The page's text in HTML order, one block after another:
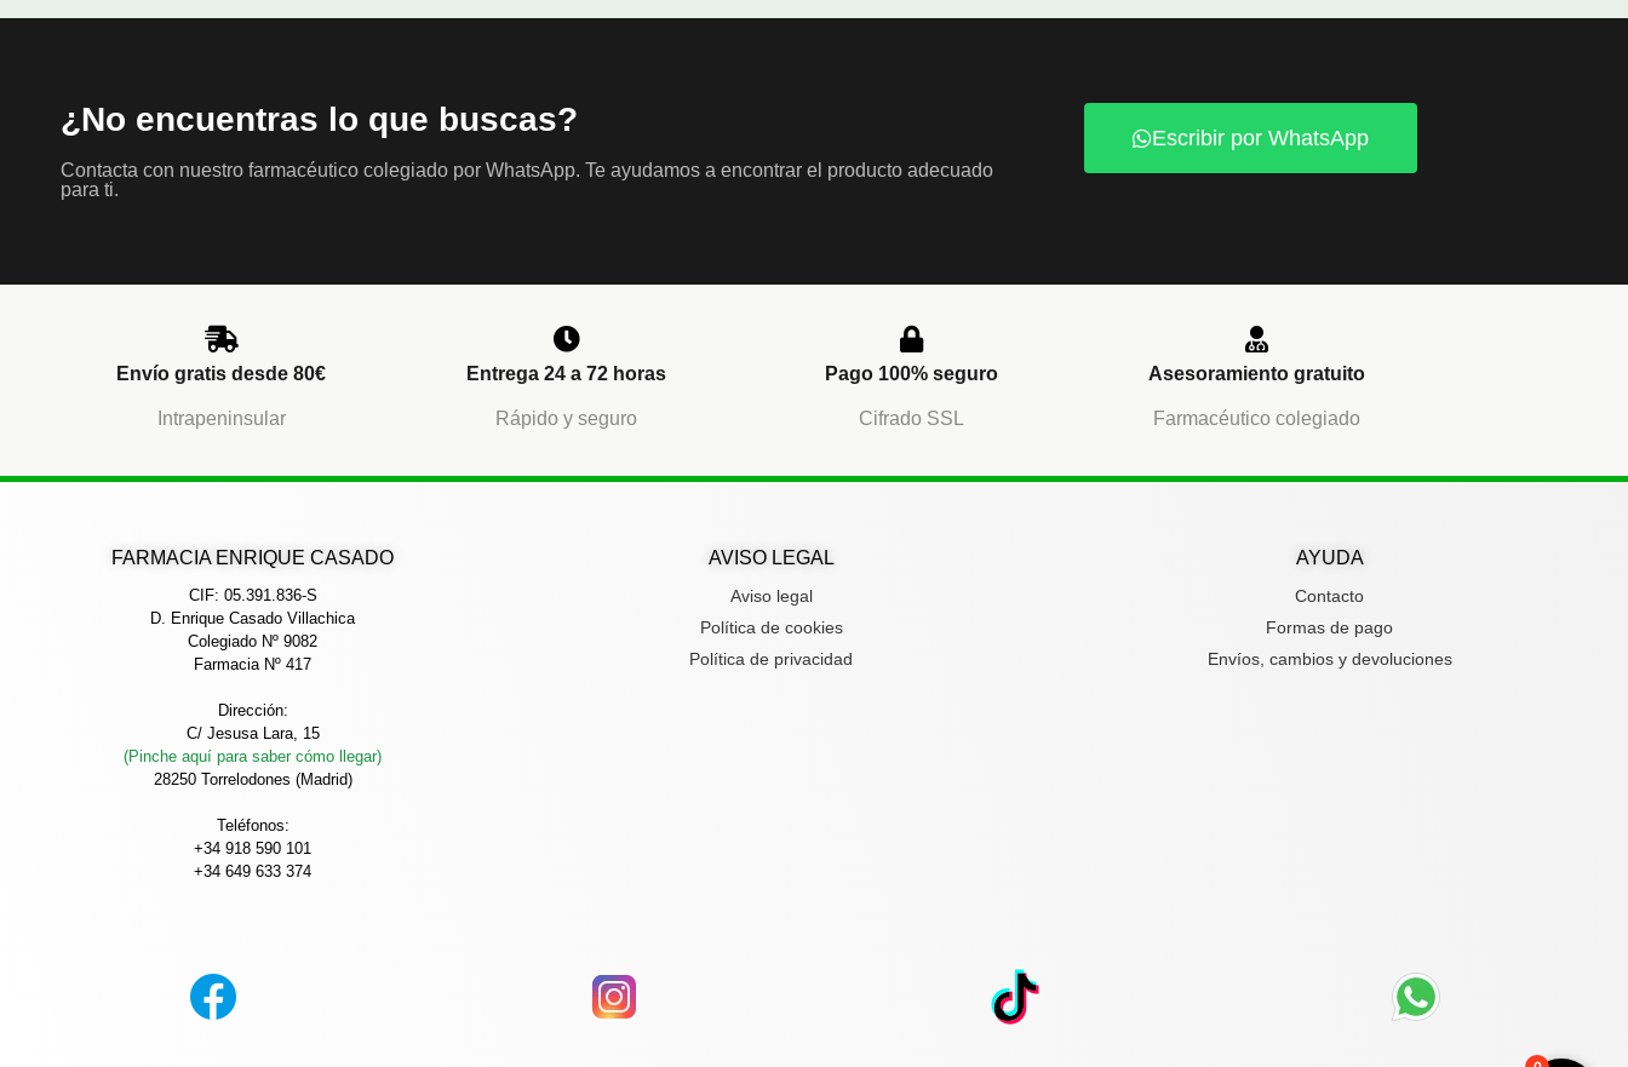
¿No encuentras lo que buscas?
Contacta con nuestro farmacéutico colegiado por WhatsApp. Te ayudamos a encontrar el producto adecuado
para ti.
Escribir por WhatsApp
Envío gratis desde 80€
Intrapeninsular
Entrega 24 a 72 horas
Rápido y seguro
Pago 100% seguro
Cifrado SSL
Asesoramiento gratuito
Farmacéutico colegiado
FARMACIA ENRIQUE CASADO
CIF: 05.391.836-S
D. Enrique Casado Villachica
Colegiado Nº 9082
Farmacia Nº 417
Dirección:
C/ Jesusa Lara, 15
(Pinche aquí para saber cómo llegar)
28250 Torrelodones (Madrid)
Teléfonos:
+34 918 590 101
+34 649 633 374
AVISO LEGAL
Aviso legal
Política de cookies
Política de privacidad
AYUDA
Contacto
Formas de pago
Envíos, cambios y devoluciones